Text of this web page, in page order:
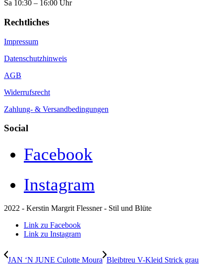
Sa 10:30 – 16:00 Uhr
Rechtliches
Impressum
Datenschutzhinweis
AGB
Widerrufsrecht
Zahlung- & Versandbedingungen
Social
Facebook
Instagram
2022 - Kerstin Margrit Flessner - Stil und Blüte
Link zu Facebook
Link zu Instagram
JAN ‘N JUNE Culotte Moura Bleibtreu V-Kleid Strick grau